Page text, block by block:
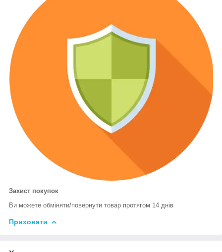
Захист покупок
Ви можете обміняти/повернути товар протягом 14 днів
Приховати